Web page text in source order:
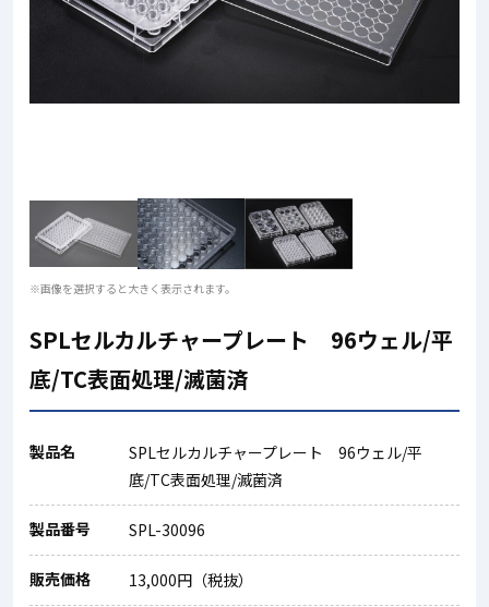
※画像を選択すると大きく表示されます。
SPLセルカルチャープレート 96ウェル/平
底/TC表面処理/滅菌済
製品名
SPLセルカルチャープレート 96ウェル/平
底/TC表面処理/滅菌済
製品番号 SPL-30096
販売価格 13,000円（税抜）